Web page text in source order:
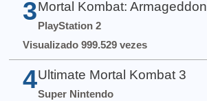
3 Mortal Kombat: Armageddon
PlayStation 2
Visualizado 999.529 vezes
4 Ultimate Mortal Kombat 3
Super Nintendo